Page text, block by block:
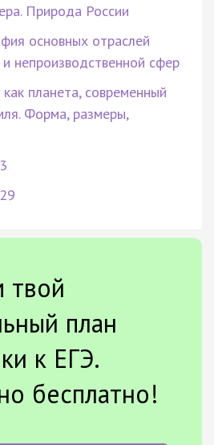
Природа России
основных отраслей
непроизводственной сфер
планета, современный
Форма, размеры,
твой
план
к ЕГЭ.
бесплатно!